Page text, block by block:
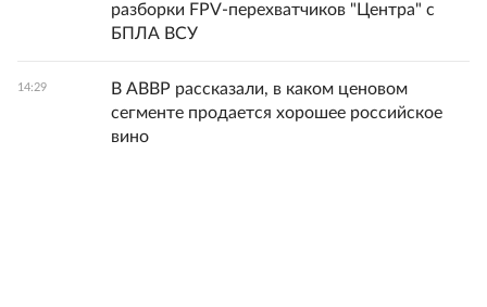
разборки FPV-перехватчиков "Центра" с
БПЛА ВСУ
14:29
В АВВР рассказали, в каком ценовом
сегменте продается хорошее российское
вино